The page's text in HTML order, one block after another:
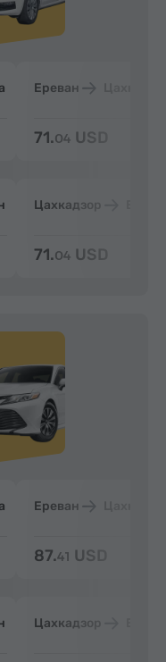
Ереван
71.04 USD
Цахкадзор
71.04 USD
Ереван
87.41 USD
Цахкадзор